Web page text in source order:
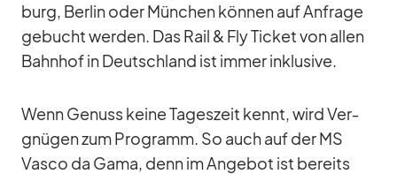
burg, Ber­lin oder Mün­chen kön­nen auf An­frage
ge­bucht wer­den. Das Rail & Fly Ti­cket von al­len
Bahn­hof in Deutsch­land ist im­mer in­klu­sive.
Wenn Ge­nuss keine Ta­ges­zeit kennt, wird Ver­
gnü­gen zum Pro­gramm. So auch auf der MS
Vasco da Gama, denn im An­ge­bot ist be­reits